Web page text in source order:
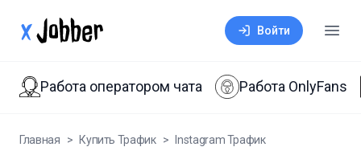
xJobber Войти
Работа оператором чата Работа OnlyFans
Главная > Купить Трафик > Instagram Трафик